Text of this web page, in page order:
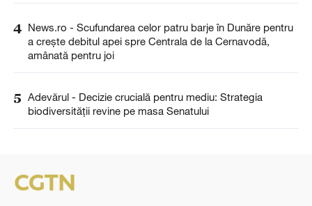
4 News.ro - Scufundarea celor patru barje în Dunăre pentru
a creşte debitul apei spre Centrala de la Cernavodă,
amânată pentru joi
5 Adevărul - Decizie crucială pentru mediu: Strategia
biodiversității revine pe masa Senatului